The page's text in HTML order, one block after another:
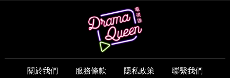
關於我們 服務條款 隱私政策 聯繫我們